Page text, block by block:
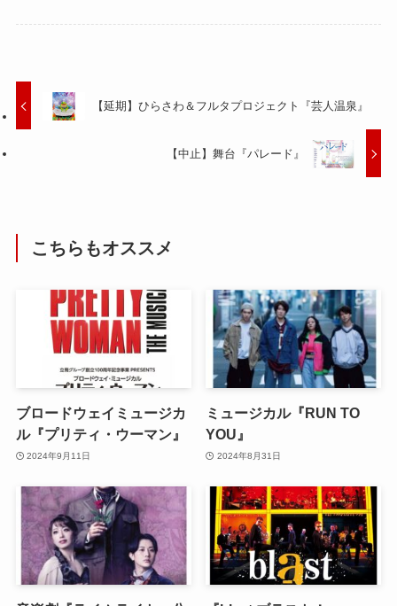
【延期】ひらさわ＆フルタプロジェクト『芸人温泉』
【中止】舞台『パレード』
こちらもオススメ
ブロードウェイミュージカ
ル『プリティ・ウーマン』
2024年9月11日
ミュージカル『RUN TO
YOU』
2024年8月31日